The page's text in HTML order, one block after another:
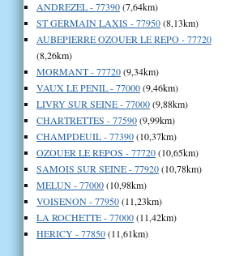
ANDREZEL - 77390(7,64km)
ST GERMAIN LAXIS - 77950(8,13km)
AUBEPIERRE OZOUER LE REPO - 77720
(8,26km)
MORMANT - 77720(9,34km)
VAUX LE PENIL - 77000(9,46km)
LIVRY SUR SEINE - 77000(9,88km)
CHARTRETTES - 77590(9,99km)
CHAMPDEUIL - 77390(10,37km)
OZOUER LE REPOS - 77720(10,65km)
SAMOIS SUR SEINE - 77920(10,78km)
MELUN - 77000(10,98km)
VOISENON - 77950(11,23km)
LA ROCHETTE - 77000(11,42km)
HERICY - 77850(11,61km)